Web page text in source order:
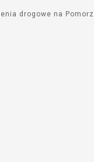
drogowe na